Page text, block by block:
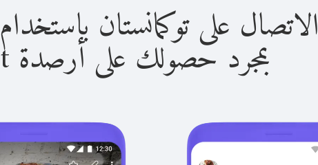
الاتصال على توكمانستان باستخدام Viber Out سهل للغاية.
بمجرد حصولك على أرصدة Viber Out، يمكنك: